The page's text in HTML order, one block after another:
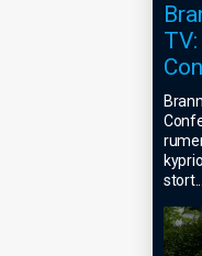
stort...